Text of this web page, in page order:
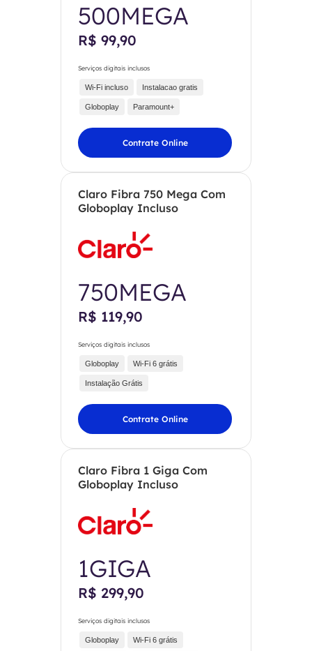
500MEGA
R$ 99,90
Serviços digitais inclusos
Wi-Fi incluso Instalacao gratis
Globoplay Paramount+
Contrate Online
Claro Fibra 750 Mega Com
Globoplay Incluso
750MEGA
R$ 119,90
Serviços digitais inclusos
Globoplay Wi-Fi 6 grátis
Instalação Grátis
Contrate Online
Claro Fibra 1 Giga Com
Globoplay Incluso
1GIGA
R$ 299,90
Serviços digitais inclusos
Globoplay Wi-Fi 6 grátis